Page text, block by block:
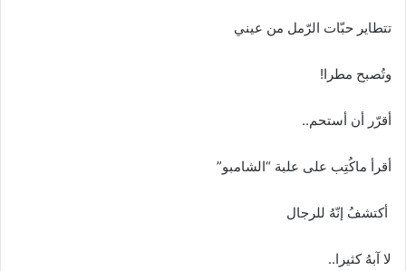
تتطاير حبّات الرّمل من عيني
وتُصبح مطرا!
أقرّر أن أستحم..
أقرأ ماكُتِب على علبة “الشامبو”
أكتشفُ إنّهُ للرجال
لا آبهُ كثيرا..